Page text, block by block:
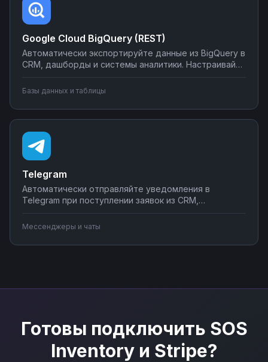
Google Cloud BigQuery (REST)
Автоматически экспортируйте данные из BigQuery в
CRM, дашборды и системы аналитики. Настраивайте
метрики с внешними сервисами, создавайте
Управляйте интеграциями BigQuery без SQL-
программирования.
Базы данных и таблицы
Telegram
Автоматически отправляйте уведомления в
Telegram при поступлении заявок из CRM,
запросов, синхронизируйте сообщения с системами
учета. Подключите мессенджер к вашим бизнес-
процессам через Nodul без программирования за
Мессенджеры и чаты
Готовы подключить SOS
Inventory и Stripe?